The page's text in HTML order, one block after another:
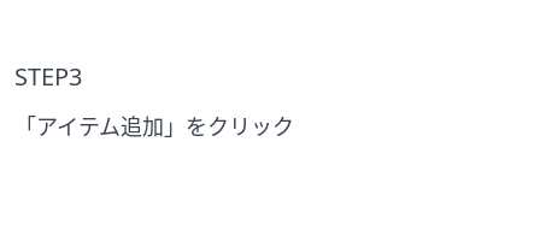
STEP3
「アイテム追加」をクリック